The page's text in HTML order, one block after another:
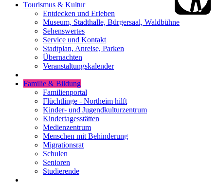
Tourismus & Kultur
Entdecken und Erleben
Museum, Stadthalle, Bürgersaal, Waldbühne
Sehenswertes
Service und Kontakt
Stadtplan, Anreise, Parken
Übernachten
Veranstaltungskalender
Familie & Bildung
Familienportal
Flüchtlinge - Northeim hilft
Kinder- und Jugendkulturzentrum
Kindertagesstätten
Medienzentrum
Menschen mit Behinderung
Migrationsrat
Schulen
Senioren
Studierende